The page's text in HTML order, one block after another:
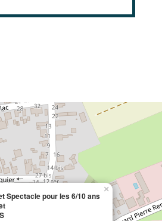
Spectacle pour les 6/10 ans
×